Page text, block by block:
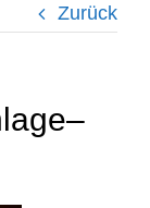
Zurück